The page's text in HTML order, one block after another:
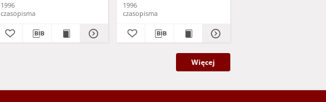
1996
czasopisma
1996
czasopisma
Więcej